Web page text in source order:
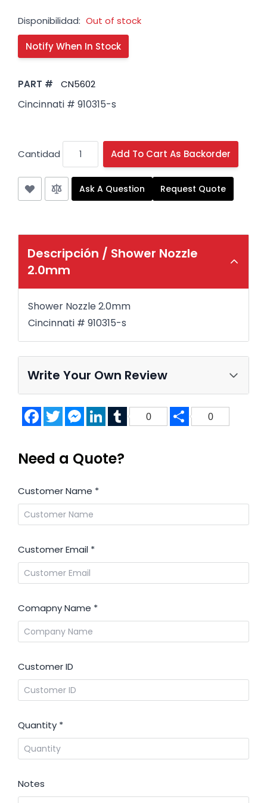
Disponibilidad: Out of stock
PART # CN5602
Cincinnati # 910315-s
Cantidad Add To Cart As Backorder
Ask A Question Request Quote
Descripción / Shower Nozzle
2.0mm
Shower Nozzle 2.0mm
Cincinnati # 910315-s
Write Your Own Review
FacebookTwitterMessenger
LinkedInTumblr
0 Share
0
Need a Quote?
Customer Name *
Customer Email *
Comapny Name *
Customer ID
Quantity *
Notes